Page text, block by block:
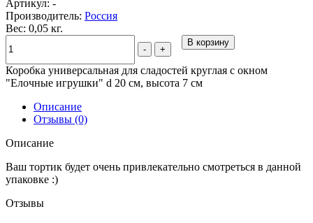
Артикул: -
Производитель: Россия
Вес: 0,05 кг.
- +
В корзину
Коробка универсальная для сладостей круглая с окном
"Елочные игрушки" d 20 см, высота 7 см
Описание
Отзывы (0)
Описание
Ваш тортик будет очень привлекательно смотреться в данной
упаковке :)
Отзывы